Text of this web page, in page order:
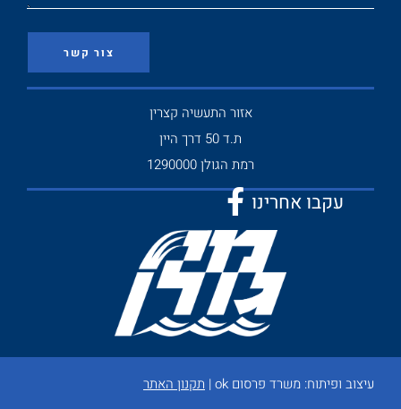
צור קשר
אזור התעשיה קצרין
ת.ד 50 דרך היין
רמת הגולן 1290000
עקבו אחרינו
עיצוב ופיתוח: משרד פרסום ok | תקנון האתר